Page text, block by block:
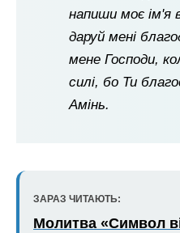
напиши моє ім'я
даруй мені
мене Господи,
силі, бо Ти
Амінь.
ЗАРАЗ ЧИТАЮТЬ:
Молитва «Символ